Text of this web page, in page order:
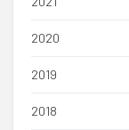
2020
2019
2018